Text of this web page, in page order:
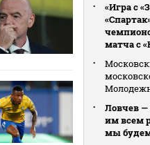
«Игра с
матча с
Ловчев —
им всем
мы будем